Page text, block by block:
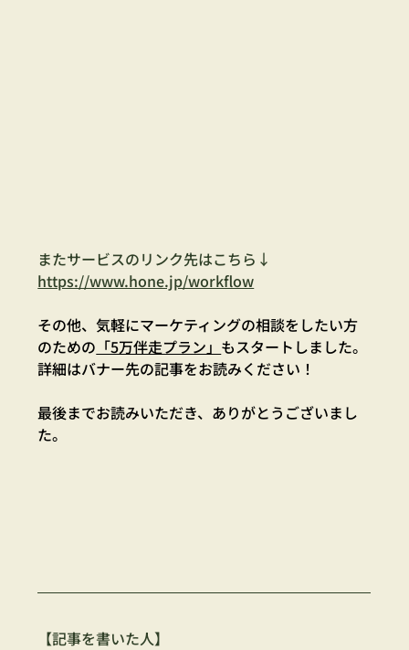
またサービスのリンク先はこちら↓
https://www.hone.jp/workflow
その他、気軽にマーケティングの相談をしたい方
のための 「5万伴走プラン」 もスタートしました。
詳細はバナー先の記事をお読みください！
最後までお読みいただき、ありがとうございまし
た。
【記事を書いた人】